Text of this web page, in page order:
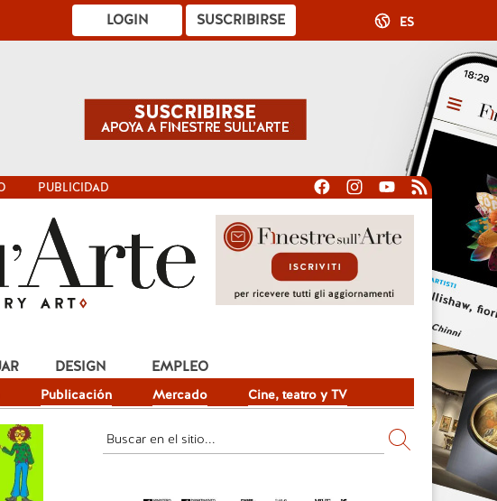
SUSCRIBIRSE
LOGIN ES
PUBLICIDAD
Publicación Mercado Cine, teatro y TV
DESIGN EMPLEO